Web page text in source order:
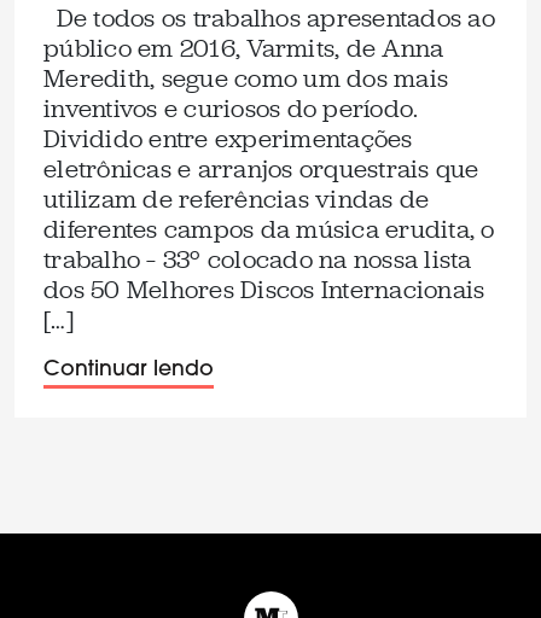
De todos os trabalhos apresentados ao
público em 2016, Varmits, de Anna
Meredith, segue como um dos mais
inventivos e curiosos do período.
Dividido entre experimentações
eletrônicas e arranjos orquestrais que
utilizam de referências vindas de
diferentes campos da música erudita, o
trabalho – 33º colocado na nossa lista
dos 50 Melhores Discos Internacionais
[…]
Continuar lendo